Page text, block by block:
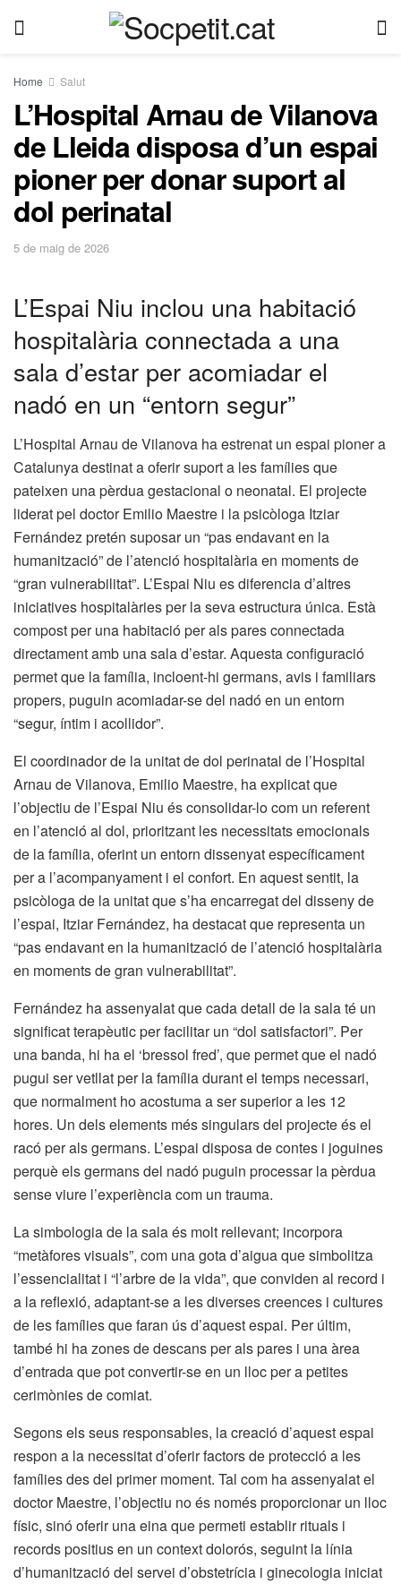
Home Salut
L’Hospital Arnau de Vilanova
de Lleida disposa d’un espai
pioner per donar suport al
dol perinatal
5 de maig de 2026
L’Espai Niu inclou una habitació
hospitalària connectada a una
sala d’estar per acomiadar el
nadó en un “entorn segur”
L’Hospital Arnau de Vilanova ha estrenat un espai pioner a
Catalunya destinat a oferir suport a les famílies que
pateixen una pèrdua gestacional o neonatal. El projecte
liderat pel doctor Emilio Maestre i la psicòloga Itziar
Fernández pretén suposar un “pas endavant en la
humanització” de l’atenció hospitalària en moments de
“gran vulnerabilitat”. L’Espai Niu es diferencia d’altres
iniciatives hospitalàries per la seva estructura única. Està
compost per una habitació per als pares connectada
directament amb una sala d’estar. Aquesta configuració
permet que la família, incloent-hi germans, avis i familiars
propers, puguin acomiadar-se del nadó en un entorn
“segur, íntim i acollidor”.
El coordinador de la unitat de dol perinatal de l’Hospital
Arnau de Vilanova, Emilio Maestre, ha explicat que
l’objectiu de l’Espai Niu és consolidar-lo com un referent
en l’atenció al dol, prioritzant les necessitats emocionals
de la família, oferint un entorn dissenyat específicament
per a l’acompanyament i el confort. En aquest sentit, la
psicòloga de la unitat que s’ha encarregat del disseny de
l’espai, Itziar Fernández, ha destacat que representa un
“pas endavant en la humanització de l’atenció hospitalària
en moments de gran vulnerabilitat”.
Fernández ha assenyalat que cada detall de la sala té un
significat terapèutic per facilitar un “dol satisfactori”. Per
una banda, hi ha el ‘bressol fred’, que permet que el nadó
pugui ser vetllat per la família durant el temps necessari,
que normalment ho acostuma a ser superior a les 12
hores. Un dels elements més singulars del projecte és el
racó per als germans. L’espai disposa de contes i joguines
perquè els germans del nadó puguin processar la pèrdua
sense viure l’experiència com un trauma.
La simbologia de la sala és molt rellevant; incorpora
“metàfores visuals”, com una gota d’aigua que simbolitza
l’essencialitat i “l’arbre de la vida”, que conviden al record i
a la reflexió, adaptant-se a les diverses creences i cultures
de les famílies que faran ús d’aquest espai. Per últim,
també hi ha zones de descans per als pares i una àrea
d’entrada que pot convertir-se en un lloc per a petites
cerimònies de comiat.
Segons els seus responsables, la creació d’aquest espai
respon a la necessitat d’oferir factors de protecció a les
famílies des del primer moment. Tal com ha assenyalat el
doctor Maestre, l’objectiu no és només proporcionar un lloc
físic, sinó oferir una eina que permeti establir rituals i
records positius en un context dolorós, seguint la línia
d’humanització del servei d’obstetrícia i ginecologia iniciat